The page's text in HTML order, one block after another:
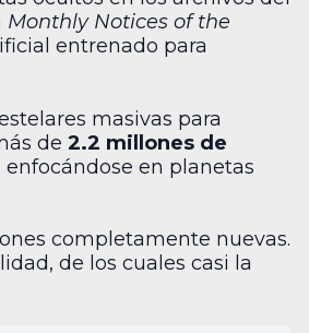
Monthly Notices of the
entrenado para
masivas para
de 2.2 millones de
en planetas
completamente nuevas.
de los cuales casi la